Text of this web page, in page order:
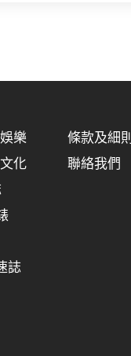
樂
化
誌
條款及細則
聯絡我們